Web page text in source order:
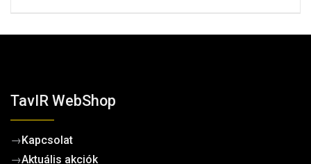
TavIR WebShop
→Kapcsolat
→Aktuális akciók